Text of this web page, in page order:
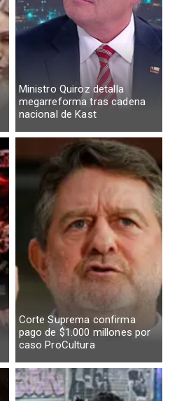
Ministro Quiroz detalla
megarreforma tras cadena
nacional de Kast
Corte Suprema confirma
pago de $1.000 millones por
caso ProCultura